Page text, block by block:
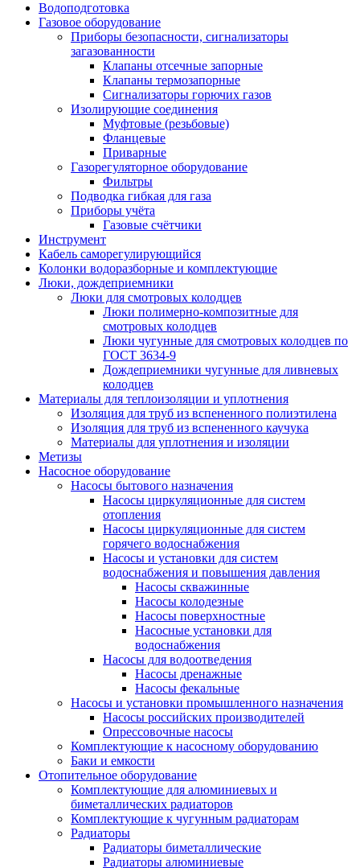
Водоподготовка
Газовое оборудование
Приборы безопасности, сигнализаторы
загазованности
Клапаны отсечные запорные
Клапаны термозапорные
Сигнализаторы горючих газов
Изолирующие соединения
Муфтовые (резьбовые)
Фланцевые
Приварные
Газорегуляторное оборудование
Фильтры
Подводка гибкая для газа
Приборы учёта
Газовые счётчики
Инструмент
Кабель саморегулирующийся
Колонки водоразборные и комплектующие
Люки, дождеприемники
Люки для смотровых колодцев
Люки полимерно-композитные для
смотровых колодцев
Люки чугунные для смотровых колодцев по
ГОСТ 3634-9
Дождеприемники чугунные для ливневых
колодцев
Материалы для теплоизоляции и уплотнения
Изоляция для труб из вспененного полиэтилена
Изоляция для труб из вспененного каучука
Материалы для уплотнения и изоляции
Метизы
Насосное оборудование
Насосы бытового назначения
Насосы циркуляционные для систем
отопления
Насосы циркуляционные для систем
горячего водоснабжения
Насосы и установки для систем
водоснабжения и повышения давления
Насосы скважинные
Насосы колодезные
Насосы поверхностные
Насосные установки для
водоснабжения
Насосы для водоотведения
Насосы дренажные
Насосы фекальные
Насосы и установки промышленного назначения
Насосы российских производителей
Опрессовочные насосы
Комплектующие к насосному оборудованию
Баки и емкости
Отопительное оборудование
Комплектующие для алюминиевых и
биметаллических радиаторов
Комплектующие к чугунным радиаторам
Радиаторы
Радиаторы биметаллические
Радиаторы алюминиевые